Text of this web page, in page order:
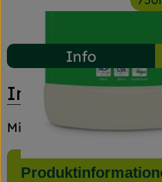
Info
Info
Minze-Myrthe